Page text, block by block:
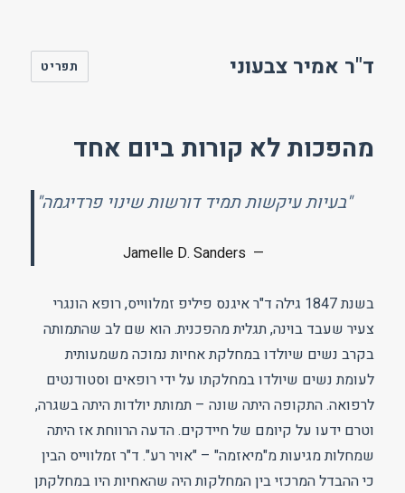
ד"ר אמיר צבעוני תפריט
מהפכות לא קורות ביום אחד
"בעיות עיקשות תמיד דורשות שינוי פרדיגמה"
בשנת 1847 גילה ד"ר איגנס פיליפ זמלווייס, רופא הונגרי
צעיר שעבד בוינה, תגלית מהפכנית. הוא שם לב שהתמותה
בקרב נשים שיולדו במחלקת אחיות נמוכה משמעותית
לעומת נשים שיולדו במחלקתו על ידי רופאים וסטודנטים
לרפואה. התקופה היתה שונה – תמותת יולדות היתה בשגרה,
וטרם ידעו על קיומם של חיידקים. הדעה הרווחת אז היתה
שמחלות מגיעות מ"מיאזמה" – "אויר רע". ד"ר זמלווייס הבין
כי ההבדל המרכזי בין המחלקות היה שהאחיות היו במחלקתן